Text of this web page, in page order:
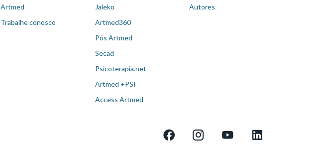
Artmed
Trabalhe conosco
Jaleko
Artmed360
Pós Artmed
Secad
Psicoterapia.net
Artmed +PSI
Access Artmed
Autores